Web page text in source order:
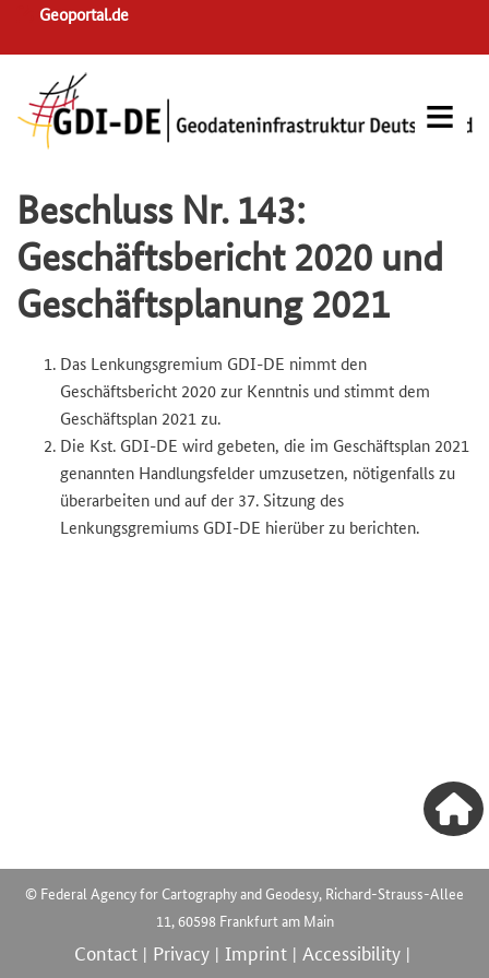
navigation
Geoportal.de
Beschluss Nr. 143:
Geschäftsbericht 2020 und
Geschäftsplanung 2021
Das Lenkungsgremium GDI-DE nimmt den
Geschäftsbericht 2020 zur Kenntnis und stimmt dem
Geschäftsplan 2021 zu.
Die Kst. GDI-DE wird gebeten, die im Geschäftsplan 2021
genannten Handlungsfelder umzusetzen, nötigenfalls zu
überarbeiten und auf der 37. Sitzung des
Lenkungsgremiums GDI-DE hierüber zu berichten.
© Federal Agency for Cartography and Geodesy, Richard-Strauss-Allee
11, 60598 Frankfurt am Main
Contact | Privacy | Imprint | Accessibility |